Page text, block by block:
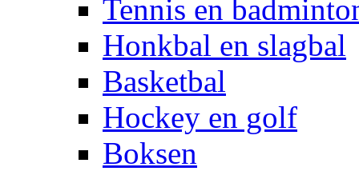
Tennis en
Honkbal en slagbal
Basketbal
Hockey en golf
Boksen